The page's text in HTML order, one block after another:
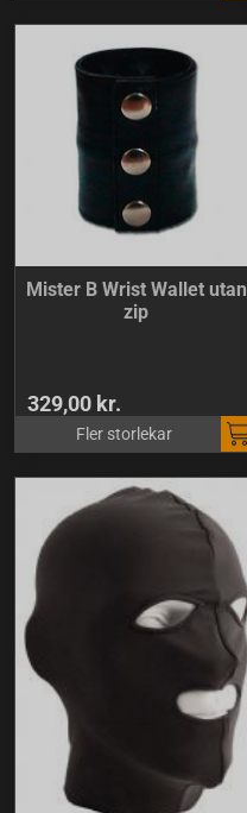
Mister B Wrist Wallet utan
zip
329,00 kr.
Fler storlekar